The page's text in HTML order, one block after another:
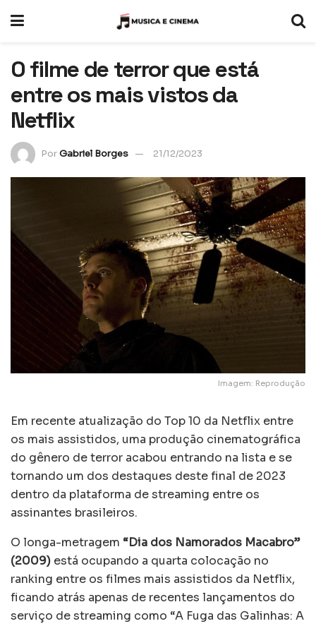
O filme de terror que está
entre os mais vistos da
Netflix
PorGabriel Borges 21/12/2023
Imagem: Reprodução
Em recente atualização do Top 10 da Netflix entre
os mais assistidos, uma produção cinematográfica
do gênero de terror acabou entrando na lista e se
tornando um dos destaques deste final de 2023
dentro da plataforma de streaming entre os
assinantes brasileiros.
O longa-metragem “Dia dos Namorados Macabro”
(2009) está ocupando a quarta colocação no
ranking entre os filmes mais assistidos da Netflix,
ficando atrás apenas de recentes lançamentos do
serviço de streaming como “A Fuga das Galinhas: A